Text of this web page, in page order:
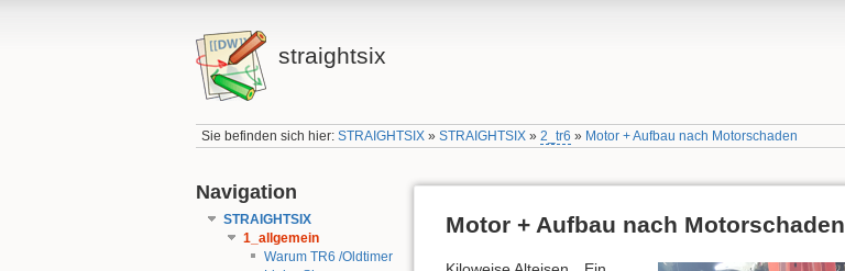
straightsix
Sie befinden sich hier: STRAIGHTSIX» STRAIGHTSIX» 2_tr6 » Motor + Aufbau nach Motorschaden
Navigation
STRAIGHTSIX
1_allgemein
Warum TR6 /Oldtimer
Motor + Aufbau nach Motorschaden